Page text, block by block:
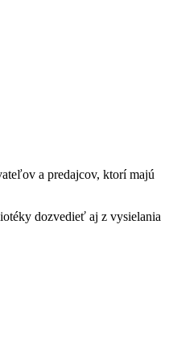
a predajcov, ktorí majú
dozvedieť aj z vysielania